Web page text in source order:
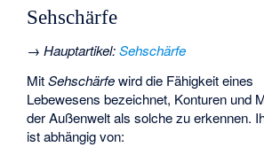
Sehschärfe
→Hauptartikel:Sehschärfe
MitSehschärfewird die Fähigkeit eines
Lebewesens bezeichnet, Konturen und
der Außenwelt als solche zu erkennen.
ist abhängig von: